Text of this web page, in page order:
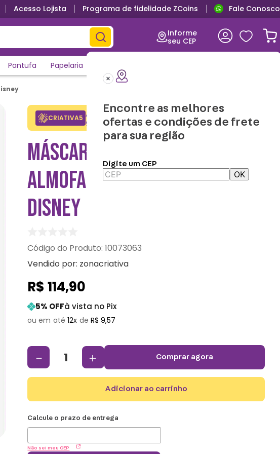
Acesso Lojista Programa de fidelidade ZCoins Fale Conosco
Informe
seu CEP
Encontre as melhores
ofertas e condições de frete
para sua região
Digite um CEP
OK
Pantufa Papelaria
CRIATIVA5 Adicione o cupom no carrinho e
ganhe desconto na 1a compra.
Copiar
MÁSCARA DE DORMIR COM
ALMOFADA PRINCESAS –
DISNEY
:10073063
Vendido por: zonacriativa
R$ 114,90
5% OFFà vista no Pix
12 R$ 9,57
＋
－ comprar agora
adicionar ao carrinho
Não sei meu CEP